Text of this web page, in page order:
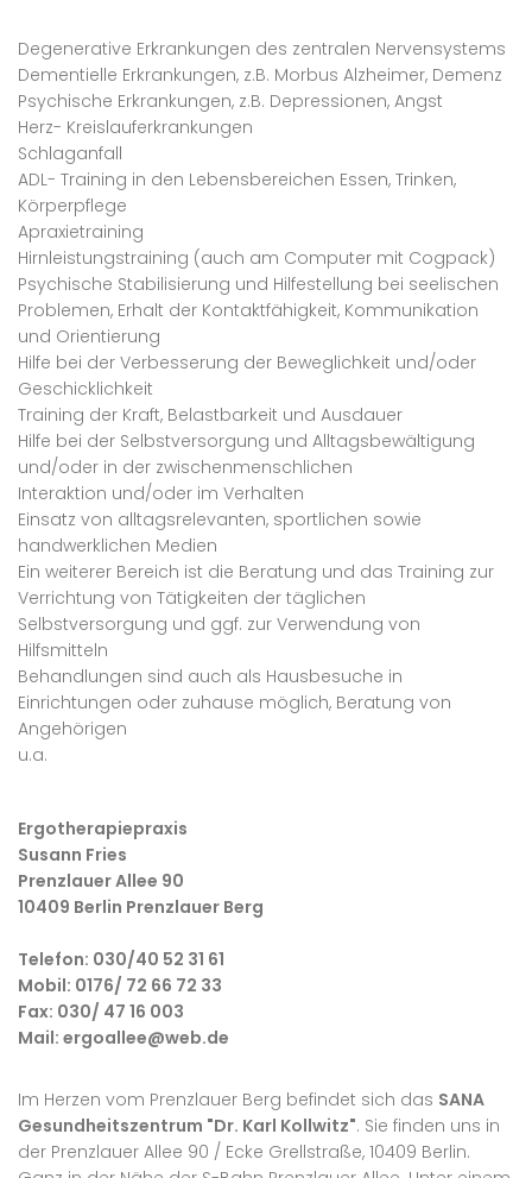
Degenerative Erkrankungen des zentralen Nervensystems
Dementielle Erkrankungen, z.B. Morbus Alzheimer, Demenz
Psychische Erkrankungen, z.B. Depressionen, Angst
Herz- Kreislauferkrankungen
Schlaganfall
ADL- Training in den Lebensbereichen Essen, Trinken,
Körperpflege
Apraxietraining
Hirnleistungstraining (auch am Computer mit Cogpack)
Psychische Stabilisierung und Hilfestellung bei seelischen
Problemen, Erhalt der Kontaktfähigkeit, Kommunikation
und Orientierung
Hilfe bei der Verbesserung der Beweglichkeit und/oder
Geschicklichkeit
Training der Kraft, Belastbarkeit und Ausdauer
Hilfe bei der Selbstversorgung und Alltagsbewältigung
und/oder in der zwischenmenschlichen
Interaktion und/oder im Verhalten
Einsatz von alltagsrelevanten, sportlichen sowie
handwerklichen Medien
Ein weiterer Bereich ist die Beratung und das Training zur
Verrichtung von Tätigkeiten der täglichen
Selbstversorgung und ggf. zur Verwendung von
Hilfsmitteln
Behandlungen sind auch als Hausbesuche in
Einrichtungen oder zuhause möglich, Beratung von
Angehörigen
u.a.
Ergotherapiepraxis
Susann Fries
Prenzlauer Allee 90
10409 Berlin Prenzlauer Berg
Telefon: 030/40 52 31 61
Mobil: 0176/ 72 66 72 33
Fax: 030/ 47 16 003
Mail: ergoallee@web.de
Im Herzen vom Prenzlauer Berg befindet sich das SANA
Gesundheitszentrum "Dr. Karl Kollwitz". Sie finden uns in
der Prenzlauer Allee 90 / Ecke Grellstraße, 10409 Berlin.